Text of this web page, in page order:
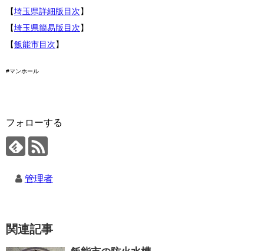
【埼玉県詳細版目次】
【埼玉県簡易版目次】
【飯能市目次】
#マンホール
フォローする
管理者
関連記事